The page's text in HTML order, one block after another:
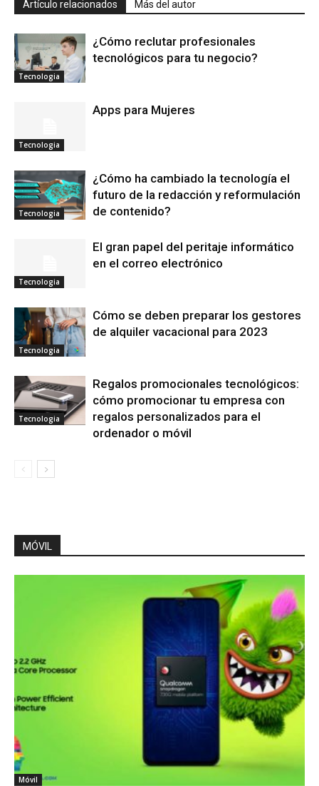
Artículo relacionados Más del autor
Tecnologia
¿Cómo reclutar profesionales
tecnológicos para tu negocio?
Tecnologia
Apps para Mujeres
Tecnologia
¿Cómo ha cambiado la tecnología el
futuro de la redacción y reformulación
de contenido?
Tecnologia
El gran papel del peritaje informático
en el correo electrónico
Tecnologia
Cómo se deben preparar los gestores
de alquiler vacacional para 2023
Tecnologia
Regalos promocionales tecnológicos:
cómo promocionar tu empresa con
regalos personalizados para el
ordenador o móvil
MÓVIL
Móvil